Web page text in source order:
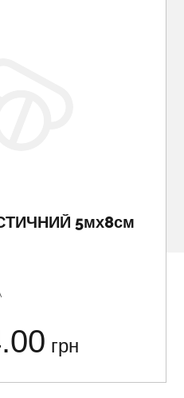
5мх8см
грн